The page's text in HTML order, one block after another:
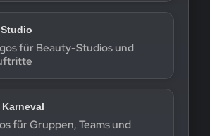
für Beauty-Studios und
Karneval
für Gruppen, Teams und